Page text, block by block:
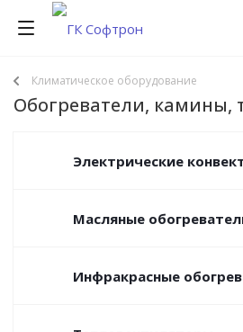
Климатическое оборудование
Обогреватели, камины,
Электрические
Масляные
Инфракрасные